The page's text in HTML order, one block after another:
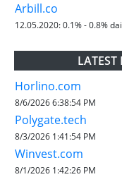
Arbill.co
12.05.2020:0.1% - 0.8%
LATEST
Horlino.com
8/6/2026 6:38:54 PM
Polygate.tech
8/3/2026 1:41:54 PM
Winvest.com
8/1/2026 1:42:26 PM